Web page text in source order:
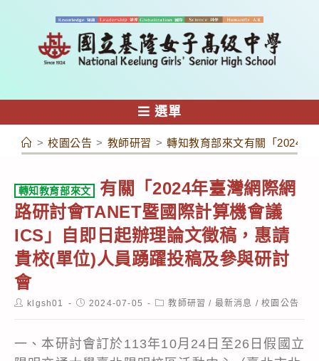
容
選單
> 校園公告 > 教師研習 > 轉知教育部來文有關「2024年
轉知教育部來文
有關「2024年臺灣網際網
路研討會TANET暨國際計算機會議
ICS」自即日起辦理論文徵稿，惠請
貴校(單位)人員踴躍投稿及參與研討
會
Postklgsh01
Post2024-07-05
Post教師研習 / 最新消息 / 校園公告
一、本研討會訂於113年10月24日至26日假國立